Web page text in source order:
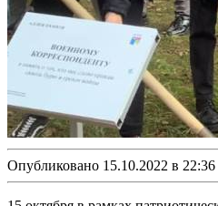
Опубликовано 15.10.2022 в 22:36